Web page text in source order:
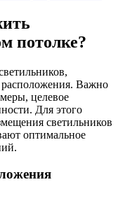
потолке?
расположения. Важно
целевое
Для этого
светильников
оптимальное